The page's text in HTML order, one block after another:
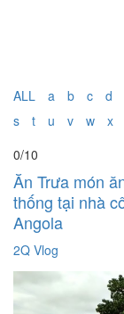
ALL a b c d
s
t u v w x
0/10
Ăn Trưa món
thống tại nhà
Angola
2Q Vlog